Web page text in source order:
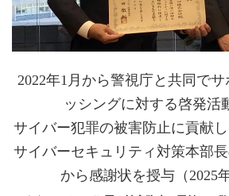
2022年1月から警視庁と共同で
ッシングに対する啓発活
サイバー犯罪の被害防止に貢献
サイバーセキュリティ対策本部
から感謝状を授与（2025